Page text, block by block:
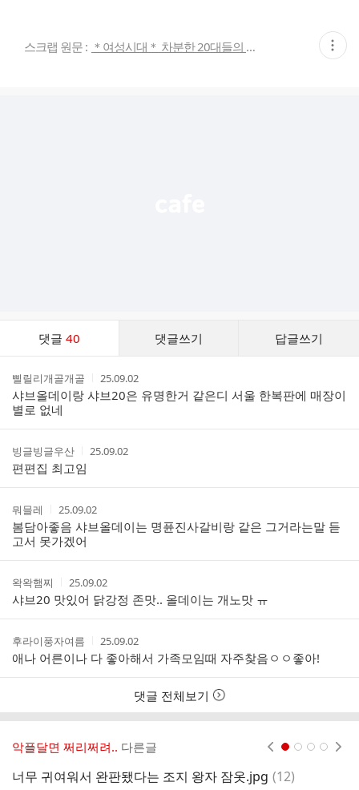
스크랩 원문 : ＊여성시대＊ 차분한 20대들의 알흠다운 공간 현
재
댓글40 댓글쓰기 답글쓰기
트
작
성
자
삘릴리개골개골
작
성
시
25.09.02
샤브올데이랑 샤브20은 유명한거 같은디 서울 한복판에 매장이
별로 없네
작
성
자
빙글빙글우산
작
간
25.09.02
편편집 최고임
작
성
자
뭐믈레
작
성
시
간
25.09.02
봄담아좋음 샤브올데이는 명퓬진사갈비랑 같은 그거라는말 듣
고서 못가겠어
작
성
자
왁왁햄찌
작
성
시
간
25.09.02
샤브20 맛있어 닭강정 존맛.. 올데이는 개노맛 ㅠ
작
성
자
후라이풍자여름
작
성
시
간
25.09.02
애나 어른이나 다 좋아해서 가족모임때 자주찾음ㅇㅇ좋아!
댓글 전체보기
악플달면 쩌리쩌려.. 다른글
너무 귀여워서 완판됐다는 조지 왕자 잠옷.jpg 댓
(12)